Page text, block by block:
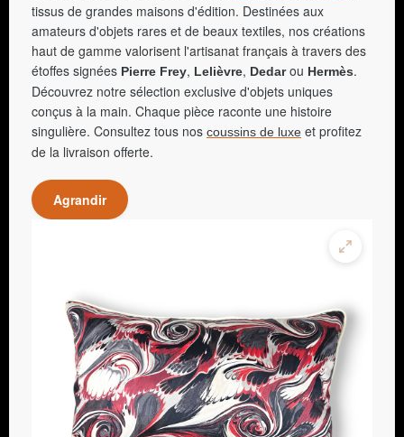
tissus de grandes maisons d'édition. Destinées aux
amateurs d'objets rares et de beaux textiles, nos créations
haut de gamme valorisent l'artisanat français à travers des
étoffes signées Pierre Frey, Lelièvre, Dedarou Hermès.
Découvrez notre sélection exclusive d'objets uniques
conçus à la main. Chaque pièce raconte une histoire
singulière. Consultez tous nos coussins de luxe et profitez
de la livraison offerte.
Agrandir